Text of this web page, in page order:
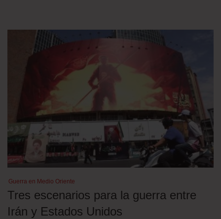
Guerra en Medio Oriente
Tres escenarios para la guerra entre
Irán y Estados Unidos